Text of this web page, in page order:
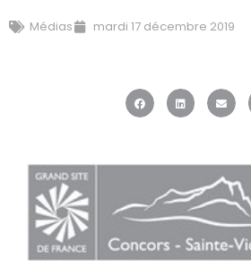
Médias mardi 17 décembre 2019